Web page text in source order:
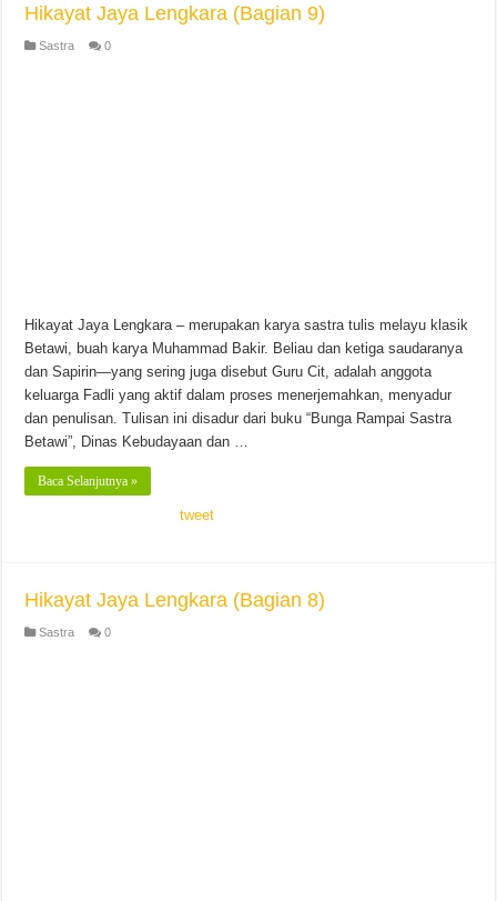
Hikayat Jaya Lengkara (Bagian 9)
Sastra 0
Hikayat Jaya Lengkara – merupakan karya sastra tulis melayu klasik
Betawi, buah karya Muhammad Bakir. Beliau dan ketiga saudaranya
dan Sapirin—yang sering juga disebut Guru Cit, adalah anggota
keluarga Fadli yang aktif dalam proses menerjemahkan, menyadur
dan penulisan. Tulisan ini disadur dari buku “Bunga Rampai Sastra
Betawi”, Dinas Kebudayaan dan …
Baca Selanjutnya »
tweet
Hikayat Jaya Lengkara (Bagian 8)
Sastra 0